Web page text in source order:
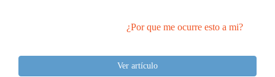
¿Por que me ocurre esto a mi?
Ver artículo